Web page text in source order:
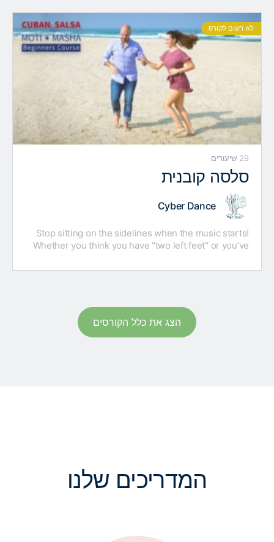
לא רשום לקורס
29 שיעורים
סלסה קובנית
Cyber Dance
Stop sitting on the sidelines when the music starts!
Whether you think you have "two left feet" or you’ve
הצג את כלל הקורסים
המדריכים שלנו